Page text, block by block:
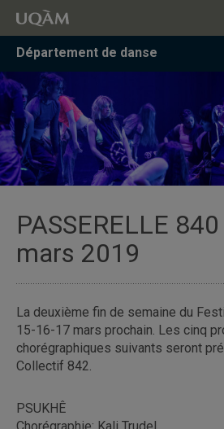
Accéder
recherche
Accéder
menu
pricipal
Accéder
zone
centrale
Département de danse
PASSERELLE
mars 2019
La deuxième fin de semaine du
15-16-17 mars prochain. Les cinq
chorégraphiques suivants seront
Collectif 842.
PSUKHÊ